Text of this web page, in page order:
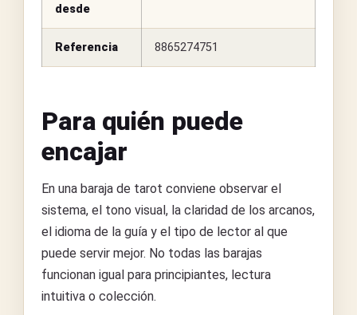
desde
Referencia 8865274751
Para quién puede
encajar
En una baraja de tarot conviene observar el
sistema, el tono visual, la claridad de los arcanos,
el idioma de la guía y el tipo de lector al que
puede servir mejor. No todas las barajas
funcionan igual para principiantes, lectura
intuitiva o colección.